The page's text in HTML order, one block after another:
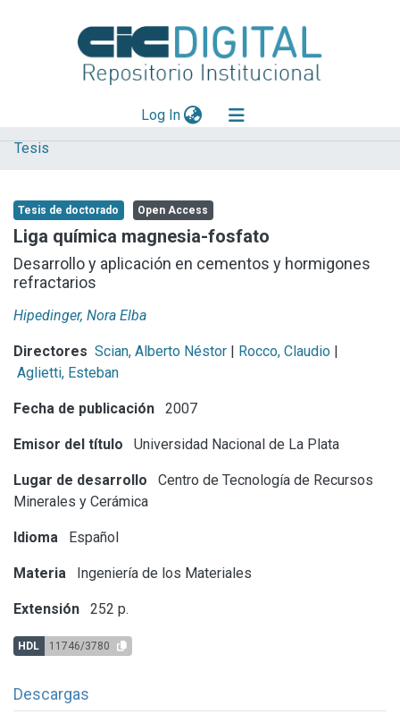
Log In(current)
Explorar
Aportar material
Statistics
Tesis
Tesis de doctorado Open Access
Liga química magnesia-fosfato
Desarrollo y aplicación en cementos y hormigones
refractarios
Hipedinger, Nora Elba
Directores Scian, Alberto Néstor | Rocco, Claudio |
Aglietti, Esteban
Fecha de publicación 2007
Emisor del título Universidad Nacional de La Plata
Lugar de desarrollo
Centro de Tecnología de Recursos
Minerales y Cerámica
Idioma Español
Materia Ingeniería de los Materiales
Extensión 252 p.
HDL 11746/3780
Descargas